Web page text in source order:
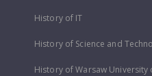
History of IT
History of Science and
History of Warsaw University